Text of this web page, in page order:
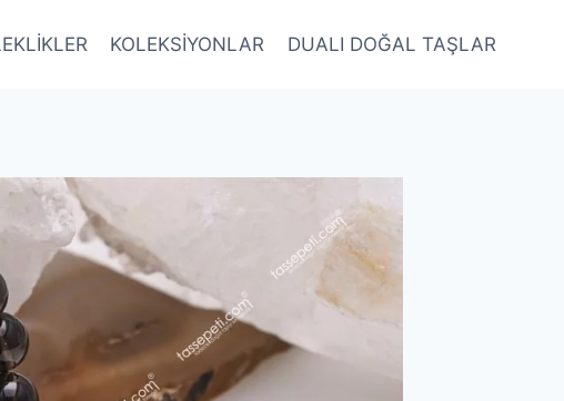
KOLEKSİYONLAR DUALI DOĞAL TAŞLAR